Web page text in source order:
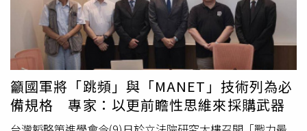
算，我等於被教召6次了！」原PO更在文中怒飆國防部，質
疑那些整天喊「抗中保台」的人有幾個真正當過兵、被教召
過？並大吐苦水表示，「我的工作屬於業務性質，沒做就沒
錢，難道國家要養我？到底要玩幾次？」貼文一出，立刻引
發大批苦主共鳴，紛紛留言「我陸軍已經玩2次14天了，超
火大」、「現在查教召系統真的會被選上，超可怕」、「真
的改成沒有教召次數上限了嗎？國防部不用說明嗎？」國防
籲國軍將「跳頻」與「MANET」技術列為必
備規格 專家：以更前瞻性思維來採購武器